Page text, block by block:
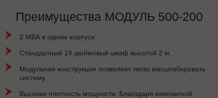
Преимущества МОДУЛЬ 500-200
2 МВА в одном корпусе.
Стандартный 19-дюймовый шкаф высотой 2 м.
Модульная конструкция позволяет легко масштабировать
систему.
Высокая плотность мощности: Благодаря компактной